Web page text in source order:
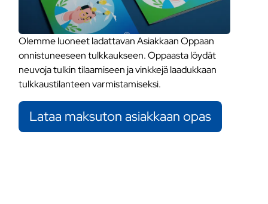
Olemme luoneet ladattavan Asiakkaan Oppaan
onnistuneeseen tulkkaukseen. Oppaasta löydät
neuvoja tulkin tilaamiseen ja vinkkejä laadukkaan
tulkkaustilanteen varmistamiseksi.
Lataa maksuton asiakkaan opas